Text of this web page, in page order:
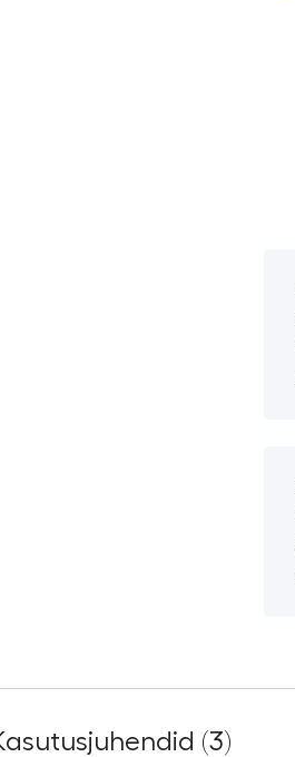
(3)